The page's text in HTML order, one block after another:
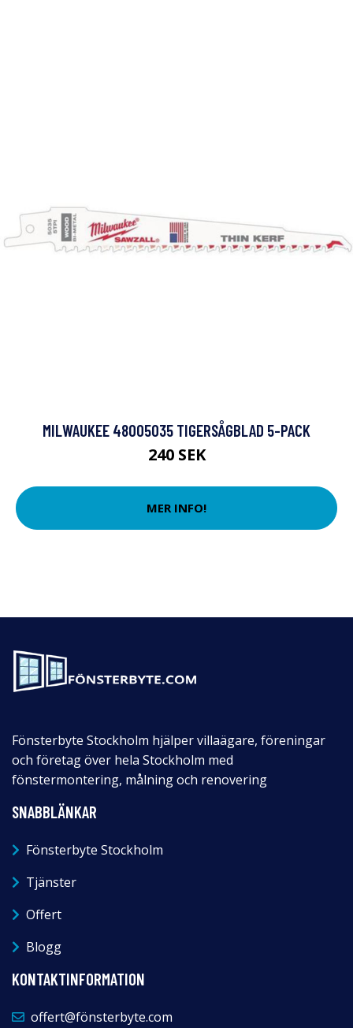
MILWAUKEE 48005035 TIGERSÅGBLAD 5-PACK
240 SEK
MER INFO!
Fönsterbyte Stockholm hjälper villaägare, föreningar
och företag över hela Stockholm med
fönstermontering, målning och renovering
SNABBLÄNKAR
Fönsterbyte Stockholm
Tjänster
Offert
Blogg
KONTAKTINFORMATION
offert@fönsterbyte.com